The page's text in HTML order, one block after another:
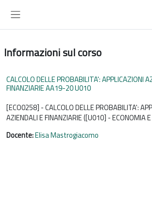
Informazioni sul corso
CALCOLO DELLE PROBABILITA': APPLICAZIONI
FINANZIARIE AA19-20 U010
[ECO0258] - CALCOLO DELLE PROBABILITA':
AZIENDALI E FINANZIARIE ([U010] - ECONOMIA
Docente:Elisa Mastrogiacomo